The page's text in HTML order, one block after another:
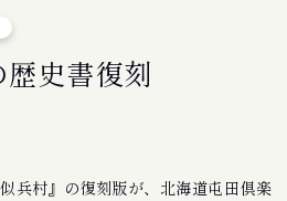
史書復刻
兵村』の復刻版が、北海道屯田倶楽